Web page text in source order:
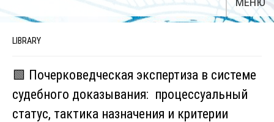
LIBRARY
🟩 Почерковедческая экспертиза в системе
судебного доказывания: процессуальный
статус, тактика назначения и критерии